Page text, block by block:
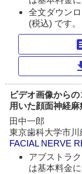
全文ダウン
(税込) です。
ビデオ画像から
用いた顔面神経
田中一郎
東京歯科大学市
FACIAL NERVE
アブストラ
は基本料金に